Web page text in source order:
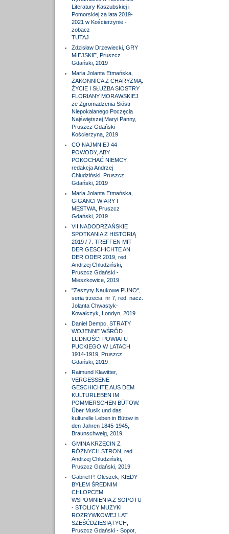
Literatury Kaszubskiej i
Pomorskiej za lata 2019-
2021 w Kościerzynie -
zobacz
TUTAJ
Zdzisław Drzewiecki, GRY
MIEJSKIE, Pruszcz
Gdański, 2019
Maria Jolanta Etmańska,
ZAKONNICA Z CHARYZMĄ.
ŻYCIE I SŁUŻBA SIOSTRY
FLORIANY MORAWSKIEJ
ze Zgromadzenia Sióstr
Niepokalanego Poczęcia
Najświętszej Maryi Panny,
Pruszcz Gdański -
Kościerzyna, 2019
CO NAJMNIEJ 44
POWODY, ABY
POKOCHAĆ NIEMCY,
redakcja Andrzej
Chludziński, Pruszcz
Gdański, 2019
Maria Jolanta Etmańska,
GIGANCI WIARY I
MĘSTWA, Pruszcz
Gdański, 2019
VII NADODRZAŃSKIE
SPOTKANIA Z HISTORIĄ
2019 / 7. TREFFEN MIT
DER GESCHICHTE AN
DER ODER 2019, red.
Andrzej Chludziński,
Pruszcz Gdański -
Mieszkowice, 2019
"Zeszyty Naukowe PUNO",
seria trzecia, nr 7, red. nacz.
Jolanta Chwastyk-
Kowalczyk, Londyn, 2019
Daniel Dempc, STRATY
WOJENNE WŚRÓD
LUDNOŚCI POWIATU
PUCKIEGO W LATACH
1914-1919, Pruszcz
Gdański, 2019
Raimund Klawitter,
VERGESSENE
GESCHICHTE AUS DEM
KULTURLEBEN IM
POMMERSCHEN BÜTOW.
Über Musik und das
kulturelle Leben in Bütow in
den Jahren 1845-1945,
Braunschweig, 2019
GMINA KRZĘCIN Z
RÓŻNYCH STRON, red.
Andrzej Chludziński,
Pruszcz Gdański, 2019
Gabriel P. Oleszek, KIEDY
BYŁEM ŚREDNIM
CHŁOPCEM.
WSPOMNIENIA Z SOPOTU
- STOLICY MUZYKI
ROZRYWKOWEJ LAT
SZEŚĆDZIESIĄTYCH,
Pruszcz Gdański - Sopot,